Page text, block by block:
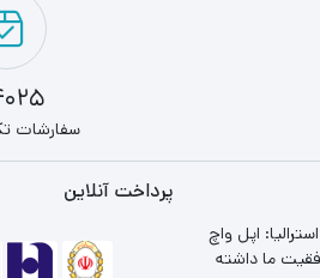
سفارشات
اپل واچ
ما داشته
پرداخت آنلاین